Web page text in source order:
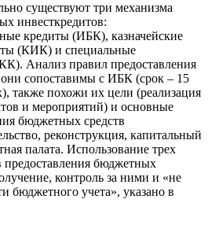
существуют три механизма
инвесткредитов:
кредиты (ИБК), казначейские
(КИК) и специальные
Анализ правил предоставления
сопоставимы с ИБК (срок – 15
также похожи их цели (реализация
и мероприятий) и основные
бюджетных средств
реконструкция, капитальный
палата. Использование трех
предоставления бюджетных
контроль за ними и «не
бюджетного учета», указано в